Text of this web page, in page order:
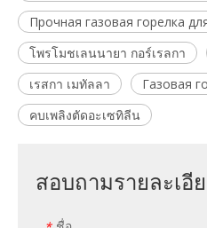
Прочная газовая горелка
โพรโมชเลนนายา ​​กอร์เรลกา
เรสกา เมทัลลา
Газовая
คบเพลิงตัดอะเซทิลีน
สอบถามรายละเอี